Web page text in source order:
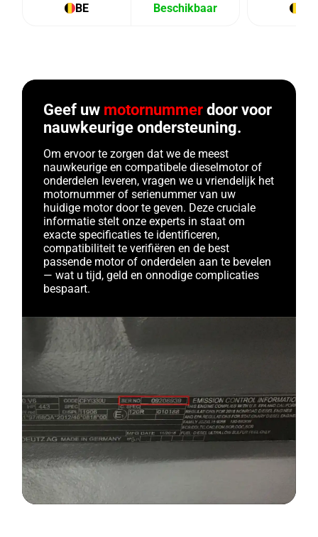
BE Beschikbaar
Geef uw motornummer door voor
nauwkeurige ondersteuning.
Om ervoor te zorgen dat we de meest
nauwkeurige en compatibele dieselmotor of
onderdelen leveren, vragen we u vriendelijk het
motornummer of serienummer van uw
huidige motor door te geven. Deze cruciale
informatie stelt onze experts in staat om
exacte specificaties te identificeren,
compatibiliteit te verifiëren en de best
passende motor of onderdelen aan te bevelen
— wat u tijd, geld en onnodige complicaties
bespaart.